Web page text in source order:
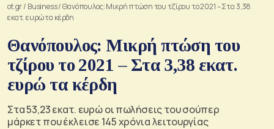
ot.gr/ Business/Θανόπουλος: Μικρή πτώση του τζίρου το 2021 – Στα 3,38
εκατ. ευρώ τα κέρδη
Θανόπουλος: Μικρή πτώση του
τζίρου το 2021 – Στα 3,38 εκατ.
ευρώ τα κέρδη
Στα 53,23 εκατ. ευρώ οι πωλήσεις του σούπερ
μάρκετ που έκλεισε 145 χρόνια λειτουργίας